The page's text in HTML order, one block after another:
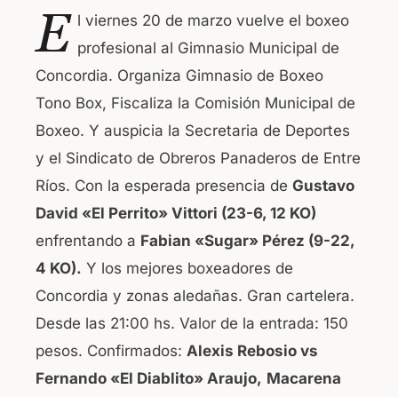
c
e
b
o
o
k
at
s
A
p
p
E l viernes 20 de marzo vuelve el boxeo
profesional al Gimnasio Municipal de
Concordia. Organiza Gimnasio de Boxeo
Tono Box, Fiscaliza la Comisión Municipal de
Boxeo. Y auspicia la Secretaria de Deportes
y el Sindicato de Obreros Panaderos de Entre
Ríos. Con la esperada presencia de Gustavo
David «El Perrito» Vittori (23-6, 12 KO)
enfrentando a Fabian «Sugar» Pérez (9-22,
4 KO). Y los mejores boxeadores de
Concordia y zonas aledañas. Gran cartelera.
Desde las 21:00 hs. Valor de la entrada: 150
pesos. Confirmados: Alexis Rebosio vs
Fernando «El Diablito» Araujo, Macarena